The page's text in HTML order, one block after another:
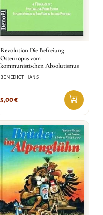
Revolution Die Befreiung
Osteuropas vom
kommunistischen Absolutismus
BENEDICT HANS
5,00€